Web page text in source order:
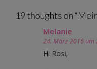
19 thoughts on “
Melanie
24. März 2016 um
Hi Rosi,